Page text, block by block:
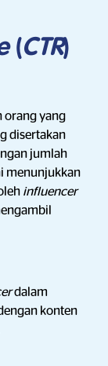
(CTR)
orang yang
disertakan
jumlah
menunjukkan
influencer
dalam
konten